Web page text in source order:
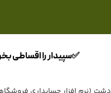
✅سپیدار را اقساطی